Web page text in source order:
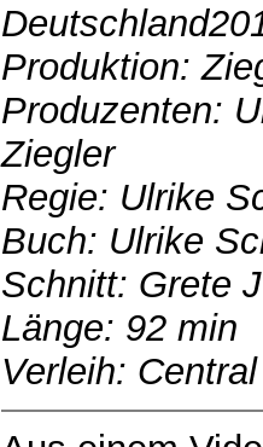
Produktion:
Produzenten:
Ziegler
Regie: Ulrike
Buch: Ulrike
Schnitt: Grete
Länge: 92 min
Verleih: